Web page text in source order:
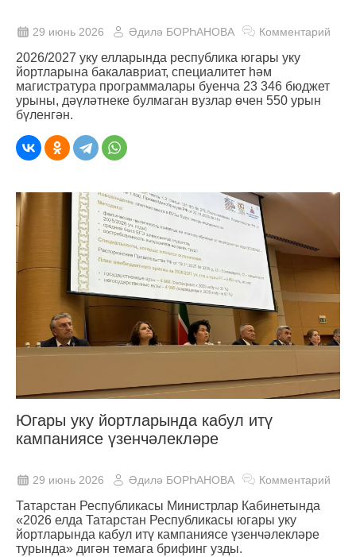
29 июнь 2026 Әдилә БОРҺАНОВА Комментарий
2026/2027 уку елларында республика югары уку
йортларына бакалавриат, специалитет һәм
магистратура программалары буенча 23 346 бюджет
урыны, дәүләтнеке булмаган вузлар өчен 550 урын
бүленгән.
Югары уку йортларында кабул итү
кампаниясе үзенчәлекләре
29 июнь 2026 Әдилә БОРҺАНОВА Комментарий
Татарстан Республикасы Министрлар Кабинетында
«2026 елда Татарстан Республикасы югары уку
йортларында кабул итү кампаниясе үзенчәлекләре
турында» дигән темага брифинг узды.